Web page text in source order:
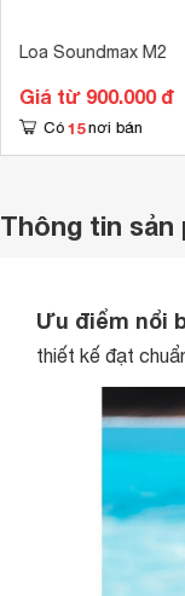
Loa Soundmax M2
Giá từ 900.000 đ
Có 15 nơi bán
Thông tin sản
Ưu điểm nổi
thiết kế đạt